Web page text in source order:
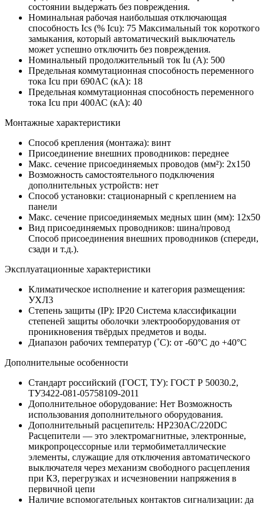
состоянии выдержать без повреждения.
Номинальная рабочая наибольшая отключающая
способность Ics (% Icu): 75 Максимальный ток короткого
замыкания, который автоматический выключатель
может успешно отключить без повреждения.
Номинальный продолжительный ток Iu (А): 500
Предельная коммутационная способность переменного
тока Icu при 690AC (кА): 18
Предельная коммутационная способность переменного
тока Icu при 400АС (кА): 40
Монтажные характеристики
Способ крепления (монтажа): винт
Присоединение внешних проводников: переднее
Макс. сечение присоединяемых проводов (мм²): 2х150
Возможность самостоятельного подключения
дополнительных устройств: нет
Способ установки: стационарный с креплением на
панели
Макс. сечение присоединяемых медных шин (мм): 12х50
Вид присоединяемых проводников: шина/провод
Способ присоединения внешних проводников (спереди,
сзади и т.д.).
Эксплуатационные характеристики
Климатическое исполнение и категория размещения:
УХЛ3
Степень защиты (IP): IP20 Система классификации
степеней защиты оболочки электрооборудования от
проникновения твёрдых предметов и воды.
Диапазон рабочих температур (˚С): от -60°С до +40°С
Дополнительные особенности
Стандарт российский (ГОСТ, ТУ): ГОСТ Р 50030.2,
ТУ3422-081-05758109-2011
Дополнительное оборудование: Нет Возможность
использования дополнительного оборудования.
Дополнительный расцепитель: НР230AC/220DC
Расцепители — это электромагнитные, электронные,
микропроцессорные или термобиметаллические
элементы, служащие для отключения автоматического
выключателя через механизм свободного расцепления
при КЗ, перегрузках и исчезновении напряжения в
первичной цепи
Наличие вспомогательных контактов сигнализации: да